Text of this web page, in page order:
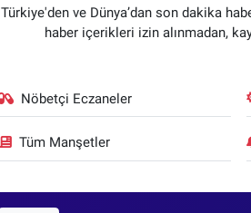
Türkiye'den ve Dünya’dan son dakika
haber içerikleri izin alınmadan,
Nöbetçi Eczaneler
Tüm Manşetler